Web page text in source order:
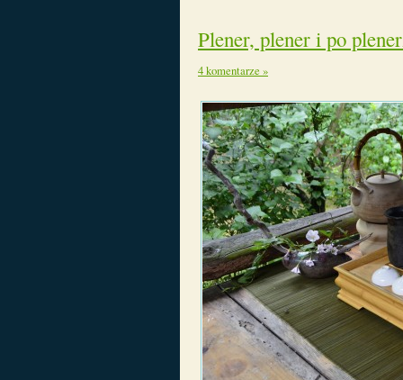
Plener, plener i po
4 komentarze »